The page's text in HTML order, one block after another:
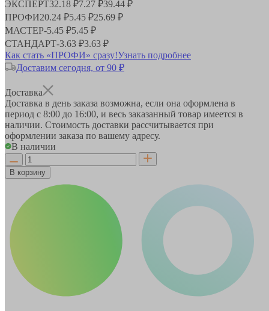
ЭКСПЕРТ32.18 ₽7.27 ₽39.44 ₽
ПРОФИ20.24 ₽5.45 ₽25.69 ₽
МАСТЕР-5.45 ₽5.45 ₽
СТАНДАРТ-3.63 ₽3.63 ₽
Как стать «ПРОФИ» сразу!Узнать подробнее
Доставим сегодня, от 90 ₽
Доставка
Доставка в день заказа возможна, если она оформлена в
период с 8:00 до 16:00, и весь заказанный товар имеется в
наличии. Стоимость доставки рассчитывается при
оформлении заказа по вашему адресу.
В наличии
В корзину